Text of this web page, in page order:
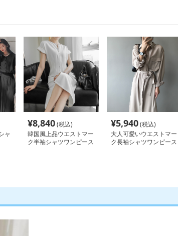
ャ
¥8,840(税込)
韓国風上品ウエストマー
ク半袖シャツワンピース
¥5,940(税込)
大人可愛いウエストマー
ク長袖シャツワンピース